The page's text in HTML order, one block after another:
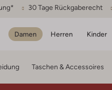
30 Tage Rückgaberecht
Damen Herren Kinder
Taschen & Accessoires